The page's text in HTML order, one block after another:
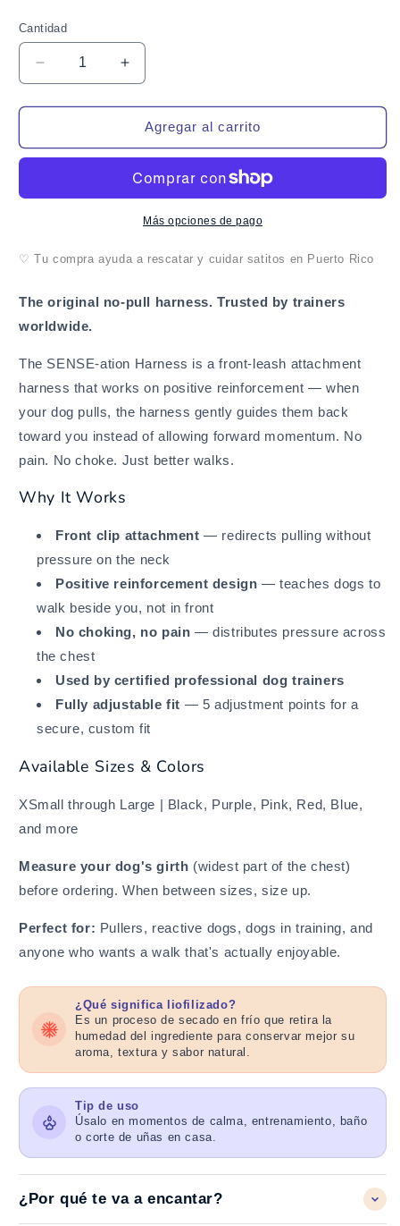
Cantidad
Cantidad
Reducir
cantidad
para
ation
Dog
Aumentar
cantidad
para
SENSE-
ation
Pull
Dog
Harness
Agregar al carrito
Más opciones de pago
♡ Tu compra ayuda a rescatar y cuidar satitos en Puerto Rico
The original no-pull harness. Trusted by trainers
worldwide.
The SENSE-ation Harness is a front-leash attachment
harness that works on positive reinforcement — when
your dog pulls, the harness gently guides them back
toward you instead of allowing forward momentum. No
pain. No choke. Just better walks.
Why It Works
Front clip attachment — redirects pulling without
pressure on the neck
Positive reinforcement design — teaches dogs to
walk beside you, not in front
No choking, no pain — distributes pressure across
the chest
Used by certified professional dog trainers
Fully adjustable fit — 5 adjustment points for a
secure, custom fit
Available Sizes & Colors
XSmall through Large | Black, Purple, Pink, Red, Blue,
and more
Measure your dog's girth (widest part of the chest)
before ordering. When between sizes, size up.
Perfect for: Pullers, reactive dogs, dogs in training, and
anyone who wants a walk that's actually enjoyable.
¿Qué significa liofilizado?
Es un proceso de secado en frío que retira la
humedad del ingrediente para conservar mejor su
aroma, textura y sabor natural.
Tip de uso
Úsalo en momentos de calma, entrenamiento, baño
o corte de uñas en casa.
¿Por qué te va a encantar?